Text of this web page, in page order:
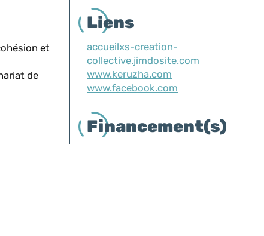
et
de
Liens
accueilxs-creation-
collective.jimdosite.com
www.keruzha.com
www.facebook.com
Financement(s)